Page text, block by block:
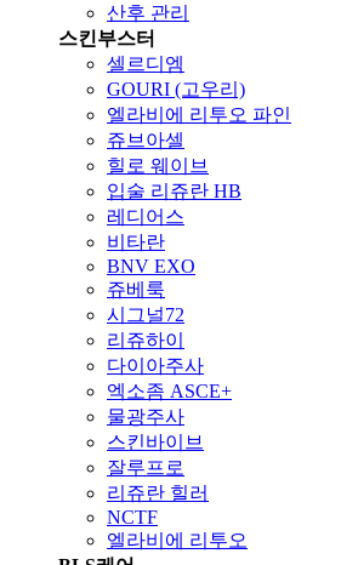
산후 관리
스킨부스터
셀르디엠
GOURI (고우리)
엘라비에 리투오 파인
쥬브아셀
힐로 웨이브
입술 리쥬란 HB
레디어스
비타란
BNV EXO
쥬베룩
시그널72
리쥬하이
다이아주사
엑소좀 ASCE+
물광주사
스킨바이브
잘루프로
리쥬란 힐러
NCTF
엘라비에 리투오